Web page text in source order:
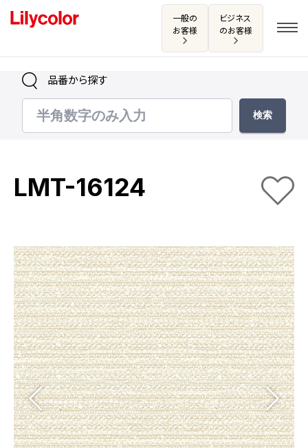
一般の
お客様
ビジネス
のお客様
ログイン・新規会員登録
お気に入り
商品を探す
商品を探す トップ
壁紙
カーテン
床材
ブランド・コレクション
Lilycolor Coordinate 着せ替えシミュレーション
カタログ一覧
カタログ一覧 トップ
壁紙
カーテン
床材
サステナブル商品
ノンワックス床タイル
施工事例
施工事例 トップ
医療・福祉施設
ホテル・オフィス・店舗
モデルハウス
リリカラノート
品番から探す
LMT-16124